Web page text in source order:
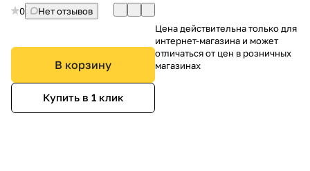
0 Нет отзывов
В корзину
Купить в 1 клик
Цена действительна только для
интернет-магазина и может
отличаться от цен в розничных
магазинах